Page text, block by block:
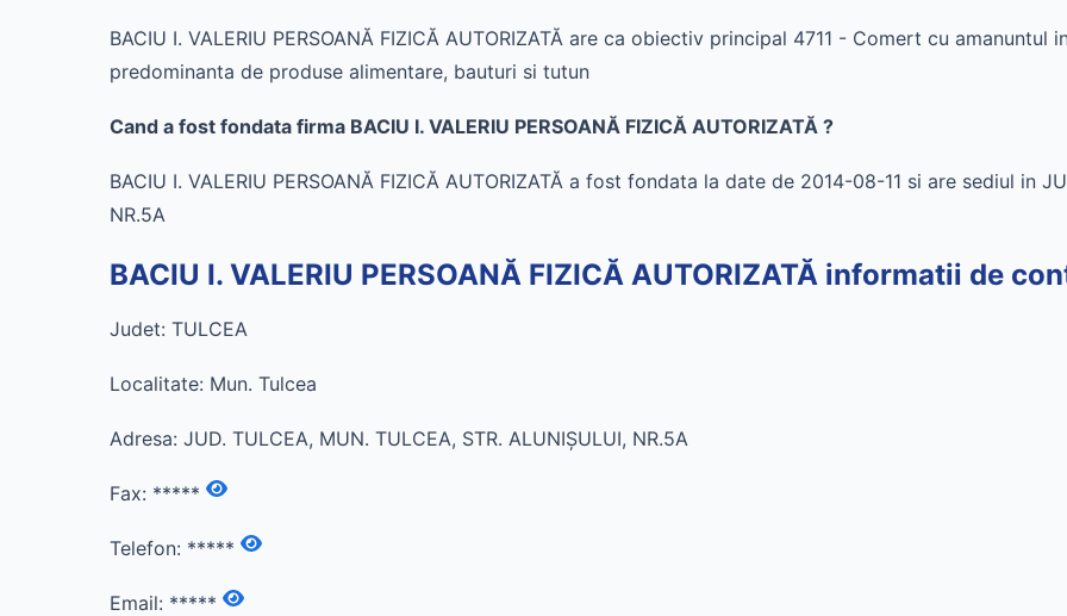
BACIU I. VALERIU PERSOANĂ FIZICĂ AUTORIZATĂ are ca obiectiv principal 4711 - Comert cu
predominanta de produse alimentare, bauturi si tutun
Cand a fost fondata firma BACIU I. VALERIU PERSOANĂ FIZICĂ AUTORIZATĂ ?
BACIU I. VALERIU PERSOANĂ FIZICĂ AUTORIZATĂ a fost fondata la date de 2014-08-11 si are sediul in
NR.5A
BACIU I. VALERIU PERSOANĂ FIZICĂ AUTORIZATĂ informatii de
Judet: TULCEA
Localitate: Mun. Tulcea
Adresa: JUD. TULCEA, MUN. TULCEA, STR. ALUNIŞULUI, NR.5A
Fax: *****
Telefon: *****
Email: *****